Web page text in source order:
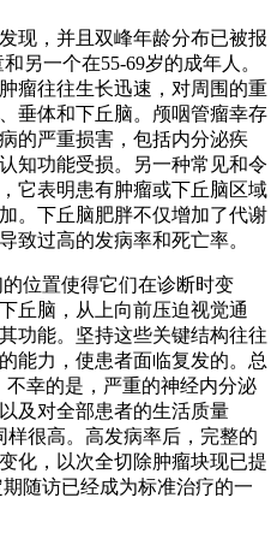
，并且双峰年龄分布已被报
另一个在55-69岁的成年人。
瘤往往生长迅速，对周围的重
垂体和下丘脑。颅咽管瘤幸存
的严重损害，包括内分泌疾
知功能受损。另一种常见和令
它表明患有肿瘤或下丘脑区域
。下丘脑肥胖不仅增加了代谢
致过高的发病率和死亡率。
位置使得它们在诊断时变
丘脑，从上向前压迫视觉通
功能。坚持这些关键结构往往
能力，使患者面临复发的。总
不幸的是，严重的神经内分泌
及对全部患者的生活质量
很高。高发病率后，完整的
化，以次全切除肿瘤块现已提
随访已经成为标准治疗的一